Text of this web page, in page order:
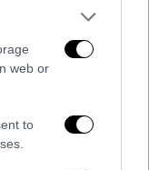
web or
to
ο
όπως
από την
σε βάρος
πως «ο